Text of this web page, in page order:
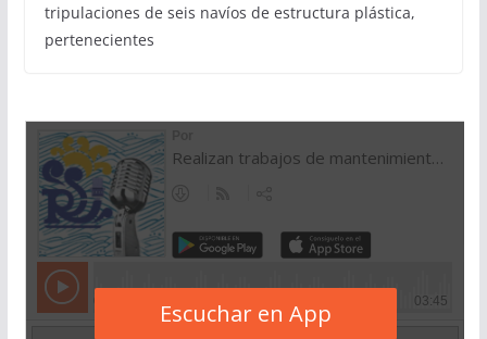
tripulaciones de seis navíos de estructura plástica,
pertenecientes